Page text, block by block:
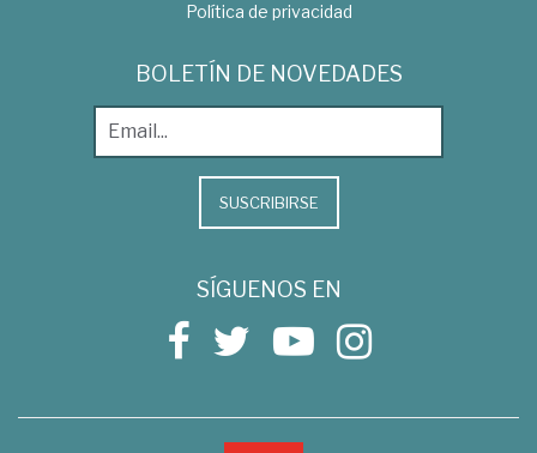
Política de privacidad
BOLETÍN DE NOVEDADES
SUSCRIBIRSE
SÍGUENOS EN